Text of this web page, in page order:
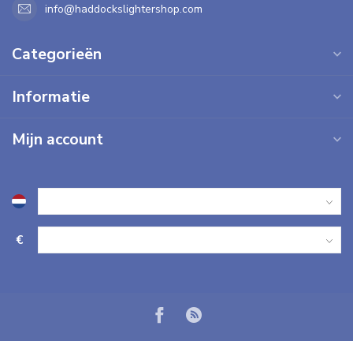
info@haddockslightershop.com
Categorieën
Informatie
Mijn account
€